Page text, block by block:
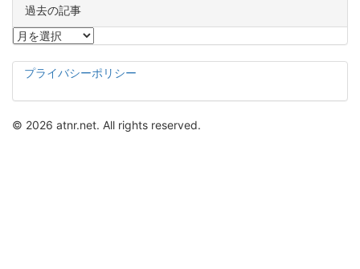
過去の記事
過
の
事
プライバシーポリシー
© 2026 atnr.net. All rights reserved.